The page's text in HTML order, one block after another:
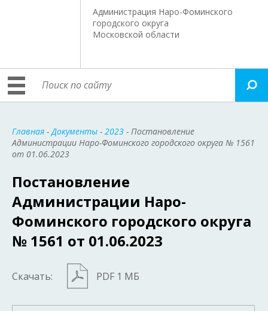
Администрация Наро-Фоминского
городского округа
Московской области
Главная -Документы - 2023 - Постановление
Администрации Наро-Фоминского городского округа № 1561
от 01.06.2023
Постановление
Администрации Наро-
Фоминского городского округа
№ 1561 от 01.06.2023
Скачать: PDF 1 МБ